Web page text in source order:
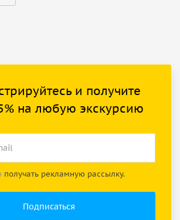
и получите
на любую экскурсию
получать рекламную рассылку.